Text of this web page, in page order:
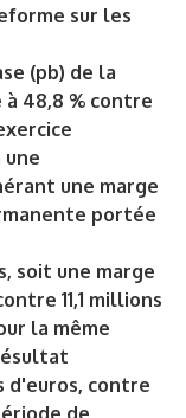
sur les
(pb) de la
à 48,8 % contre
une marge
portée
soit une marge
11,1 millions
la même
d'euros, contre
de